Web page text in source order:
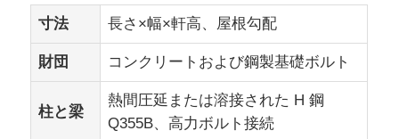
鶏舎
牛棚
寸法 長さ×幅×軒高、屋根勾配
財団 コンクリートおよび鋼製基礎ボルト
柱と梁
熱間圧延または溶接された H 鋼
Q355B、高力ボルト接続